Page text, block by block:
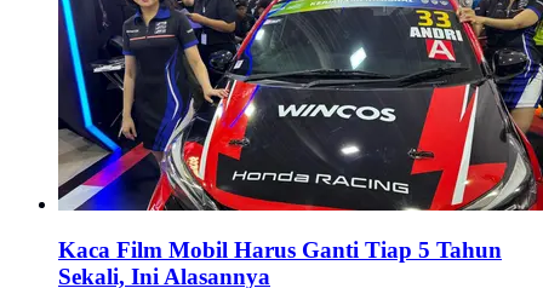
Kaca Film Mobil Harus Ganti Tiap 5 Tahun
Sekali, Ini Alasannya